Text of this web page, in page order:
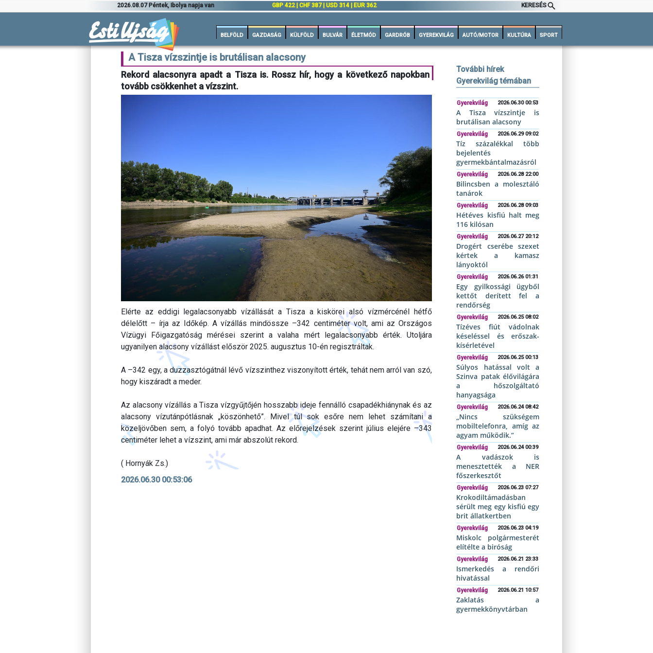
2026.08.07 Péntek, Ibolya napja van GBP 422 | CHF 387 | USD 314 | EUR 362 KERESÉS
BELFÖLD GAZDASÁG KÜLFÖLD BULVÁR ÉLETMÓD GARDRÓB GYEREKVILÁG AUTÓ/MOTOR KULTÚRA SPORT
A Tisza vízszintje is brutálisan alacsony
Rekord alacsonyra apadt a Tisza is. Rossz hír, hogy a következő napokban
tovább csökkenhet a vízszint.
Elérte az eddigi legalacsonyabb vízállását a Tisza a kiskörei alsó vízmércénél hétfő
délelőtt – írja az Időkép. A vízállás mindössze –342 centiméter volt, ami az Országos
Vízügyi Főigazgatóság mérései szerint a valaha mért legalacsonyabb érték. Utoljára
ugyanilyen alacsony vízállást először 2025. augusztus 10-én regisztráltak.
A –342 egy, a duzzasztógátnál lévő vízszinthez viszonyított érték, tehát nem arról van szó,
hogy kiszáradt a meder.
Az alacsony vízállás a Tisza vízgyűjtőjén hosszabb ideje fennálló csapadékhiánynak és az
alacsony vízutánpótlásnak „köszönhető”. Mivel túl sok esőre nem lehet számítani a
közeljövőben sem, a folyó tovább apadhat. Az előrejelzések szerint július elejére –343
centiméter lehet a vízszint, ami már abszolút rekord.
( Hornyák Zs.)
2026.06.30 00:53:06
További hírek
Gyerekvilág témában
Gyerekvilág 2026.06.30 00:53
A Tisza vízszintje is
brutálisan alacsony
Gyerekvilág 2026.06.29 09:02
Tíz százalékkal több
bejelentés
gyermekbántalmazásról
Gyerekvilág 2026.06.28 22:00
Bilincsben a molesztáló
tanárok
Gyerekvilág 2026.06.28 09:03
Hétéves kisfiú halt meg
116 kilósan
Gyerekvilág 2026.06.27 20:12
Drogért cserébe szexet
kértek a kamasz
lányoktól
Gyerekvilág 2026.06.26 01:31
Egy gyilkossági ügyből
kettőt derített fel a
rendőrség
Gyerekvilág 2026.06.25 08:02
Tízéves fiút vádolnak
késeléssel és erőszak-
kísérletével
Gyerekvilág 2026.06.25 00:13
Súlyos hatással volt a
Szinva patak élővilágára
a hőszolgáltató
hanyagsága
Gyerekvilág 2026.06.24 08:42
„Nincs szükségem
mobiltelefonra, amíg az
agyam működik.”
Gyerekvilág 2026.06.24 00:39
A vadászok is
menesztették a NER
főszerkesztőt
Gyerekvilág 2026.06.23 07:27
Krokodiltámadásban
sérült meg egy kisfiú egy
brit állatkertben
Gyerekvilág 2026.06.23 04:19
Miskolc polgármesterét
elítélte a biróság
Gyerekvilág 2026.06.21 23:33
Ismerkedés a rendőri
hivatással
Gyerekvilág 2026.06.21 10:57
Zaklatás a
gyermekkönyvtárban